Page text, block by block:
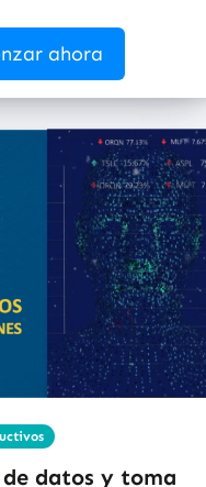
ahora
datos y toma